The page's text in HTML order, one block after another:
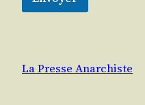
La Presse Anarchiste